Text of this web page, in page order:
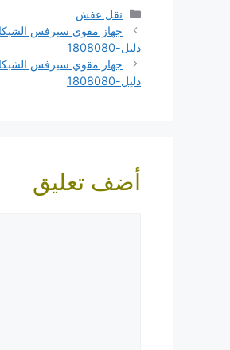
التصنيفات
نقل عفش
دليل-1808080
دليل-1808080
أضف تعليق